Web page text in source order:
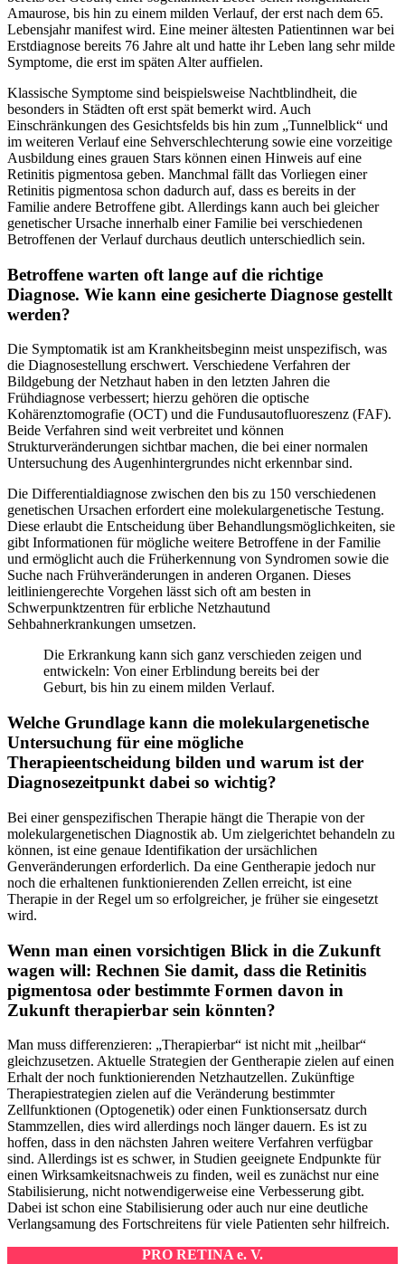
Amaurose, bis hin zu einem milden Verlauf, der erst nach dem 65.
Lebensjahr manifest wird. Eine meiner ältesten Patientinnen war bei
Erstdiagnose bereits 76 Jahre alt und hatte ihr Leben lang sehr milde
Symptome, die erst im späten Alter auffielen.
Klassische Symptome sind beispielsweise Nachtblindheit, die
besonders in Städten oft erst spät bemerkt wird. Auch
Einschränkungen des Gesichtsfelds bis hin zum „Tunnelblick“ und
im weiteren Verlauf eine Sehverschlechterung sowie eine vorzeitige
Ausbildung eines grauen Stars können einen Hinweis auf eine
Retinitis pigmentosa geben. Manchmal fällt das Vorliegen einer
Retinitis pigmentosa schon dadurch auf, dass es bereits in der
Familie andere Betroffene gibt. Allerdings kann auch bei gleicher
genetischer Ursache innerhalb einer Familie bei verschiedenen
Betroffenen der Verlauf durchaus deutlich unterschiedlich sein.
Betroffene warten oft lange auf die richtige
Diagnose. Wie kann eine gesicherte Diagnose gestellt
werden?
Die Symptomatik ist am Krankheitsbeginn meist unspezifisch, was
die Diagnosestellung erschwert. Verschiedene Verfahren der
Bildgebung der Netzhaut haben in den letzten Jahren die
Frühdiagnose verbessert; hierzu gehören die optische
Kohärenztomografie (OCT) und die Fundusautofluoreszenz (FAF).
Beide Verfahren sind weit verbreitet und können
Strukturveränderungen sichtbar machen, die bei einer normalen
Untersuchung des Augenhintergrundes nicht erkennbar sind.
Die Differentialdiagnose zwischen den bis zu 150 verschiedenen
genetischen Ursachen erfordert eine molekulargenetische Testung.
Diese erlaubt die Entscheidung über Behandlungsmöglichkeiten, sie
gibt Informationen für mögliche weitere Betroffene in der Familie
und ermöglicht auch die Früherkennung von Syndromen sowie die
Suche nach Frühveränderungen in anderen Organen. Dieses
leitliniengerechte Vorgehen lässt sich oft am besten in
Schwerpunktzentren für erbliche Netzhautund
Sehbahnerkrankungen umsetzen.
Die Erkrankung kann sich ganz verschieden zeigen und
entwickeln: Von einer Erblindung bereits bei der
Geburt, bis hin zu einem milden Verlauf.
Welche Grundlage kann die molekulargenetische
Untersuchung für eine mögliche
Therapieentscheidung bilden und warum ist der
Diagnosezeitpunkt dabei so wichtig?
Bei einer genspezifischen Therapie hängt die Therapie von der
molekulargenetischen Diagnostik ab. Um zielgerichtet behandeln zu
können, ist eine genaue Identifikation der ursächlichen
Genveränderungen erforderlich. Da eine Gentherapie jedoch nur
noch die erhaltenen funktionierenden Zellen erreicht, ist eine
Therapie in der Regel um so erfolgreicher, je früher sie eingesetzt
wird.
Wenn man einen vorsichtigen Blick in die Zukunft
wagen will: Rechnen Sie damit, dass die Retinitis
pigmentosa oder bestimmte Formen davon in
Zukunft therapierbar sein könnten?
Man muss differenzieren: „Therapierbar“ ist nicht mit „heilbar“
gleichzusetzen. Aktuelle Strategien der Gentherapie zielen auf einen
Erhalt der noch funktionierenden Netzhautzellen. Zukünftige
Therapiestrategien zielen auf die Veränderung bestimmter
Zellfunktionen (Optogenetik) oder einen Funktionsersatz durch
Stammzellen, dies wird allerdings noch länger dauern. Es ist zu
hoffen, dass in den nächsten Jahren weitere Verfahren verfügbar
sind. Allerdings ist es schwer, in Studien geeignete Endpunkte für
einen Wirksamkeitsnachweis zu finden, weil es zunächst nur eine
Stabilisierung, nicht notwendigerweise eine Verbesserung gibt.
Dabei ist schon eine Stabilisierung oder auch nur eine deutliche
Verlangsamung des Fortschreitens für viele Patienten sehr hilfreich.
PRO RETINA e. V.